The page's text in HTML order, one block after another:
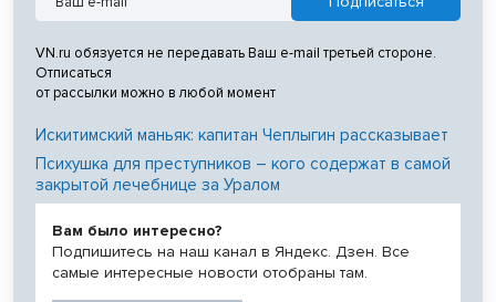
VN.ru обязуется не передавать Ваш e-mail третьей стороне.
Отписаться
от рассылки можно в любой момент
Искитимский маньяк: капитан Чеплыгин рассказывает
Психушка для преступников – кого содержат в самой
закрытой лечебнице за Уралом
Вам было интересно?
Подпишитесь на наш канал в Яндекс. Дзен. Все
самые интересные новости отобраны там.